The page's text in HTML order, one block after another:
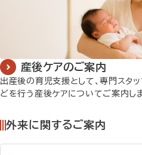
産後ケアのご案内
出産後の育児支援として、専門スタ
どを行う産後ケアについてご案内し
外来に関するご案内